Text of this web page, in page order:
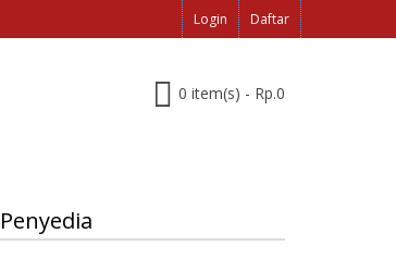
Login Daftar
0 item(s) - Rp.0
Penyedia